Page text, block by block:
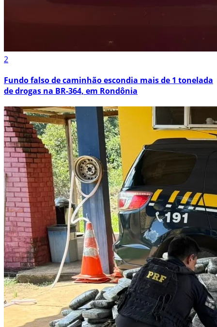
2
Fundo falso de caminhão escondia mais de 1 tonelada
de drogas na BR-364, em Rondônia